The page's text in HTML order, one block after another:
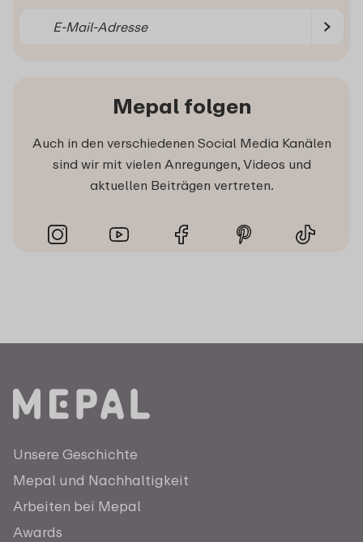
Mepal folgen
Auch in den verschiedenen Social Media Kanälen
sind wir mit vielen Anregungen, Videos und
aktuellen Beiträgen vertreten.
Unsere Geschichte
Mepal und Nachhaltigkeit
Arbeiten bei Mepal
Awards